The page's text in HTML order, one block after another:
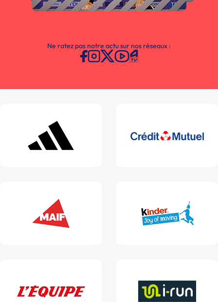
Ne ratez pas notre actu sur nos réseaux :